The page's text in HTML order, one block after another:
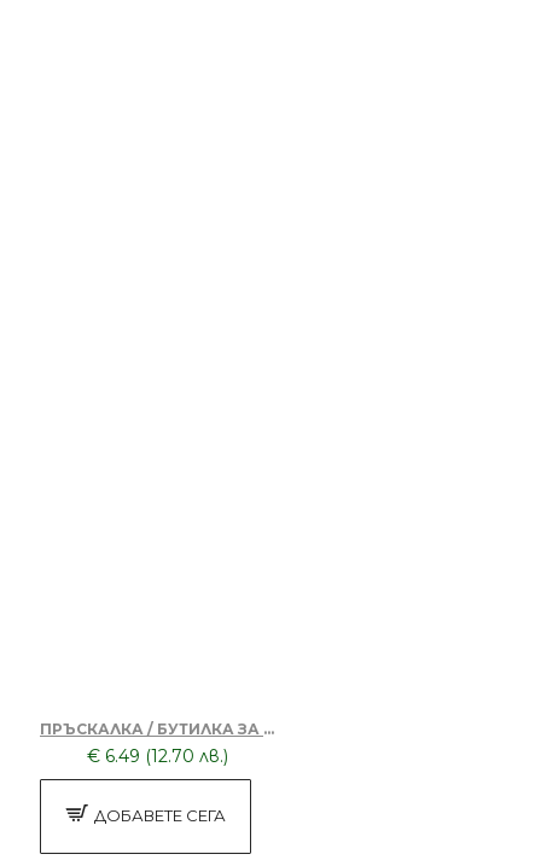
ПРЪСКАЛКА / БУТИЛКА ЗА ВОДА 2110-03
€ 6.49 (12.70 лв.)
ДОБАВЕТЕ СЕГА